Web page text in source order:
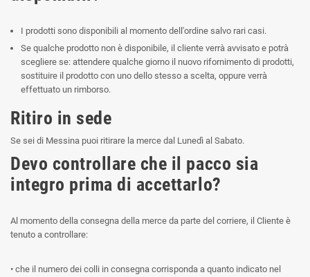
I prodotti sono disponibili al momento dell'ordine salvo rari casi.
Se qualche prodotto non è disponibile, il cliente verrà avvisato e potrà
scegliere se: attendere qualche giorno il nuovo rifornimento di prodotti,
sostituire il prodotto con uno dello stesso a scelta, oppure verrà
effettuato un rimborso.
Ritiro in sede
Se sei di Messina puoi ritirare la merce dal Lunedì al Sabato.
Devo controllare che il pacco sia
integro prima di accettarlo?
Al momento della consegna della merce da parte del corriere, il Cliente è
tenuto a controllare:
• che il numero dei colli in consegna corrisponda a quanto indicato nel